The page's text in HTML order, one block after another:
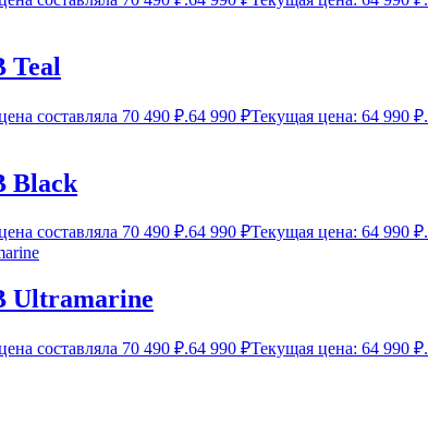
Teal
составляла 70 490 ₽.64 990 ₽Текущая цена: 64 990 ₽.
Black
составляла 70 490 ₽.64 990 ₽Текущая цена: 64 990 ₽.
Ultramarine
составляла 70 490 ₽.64 990 ₽Текущая цена: 64 990 ₽.